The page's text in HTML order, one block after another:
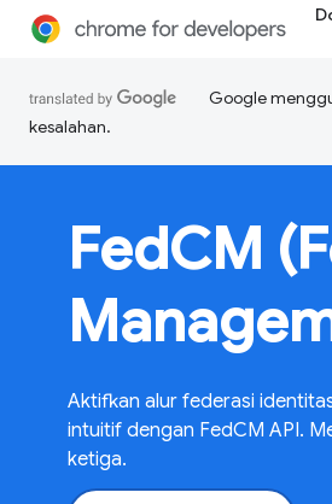
Google
kesalahan.
FedCM
Aktifkan alur federasi
intuitif dengan FedCM API.
ketiga.